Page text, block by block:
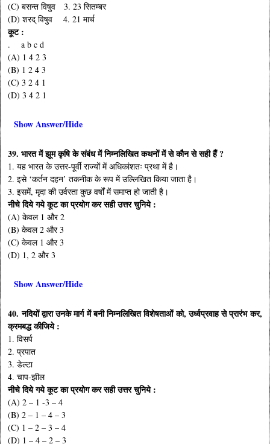
(C) बसन्त विषुव 3. 23 सितम्बर
(D) शरद् विषुव 4. 21 मार्च
कूट :
. a b c d
(A) 1 4 2 3
(B) 1 2 4 3
(C) 3 2 4 1
(D) 3 4 2 1
Show Answer/Hide
39. भारत में झूम कृषि के संबंध में निम्नलिखित कथनों में से कौन से सही हैं ?
1. यह भारत के उत्तर-पूर्वी राज्यों में अधिकांशतः प्रथा में है।
2. इसे ‘कर्तन दहन’ तकनीक के रूप में उल्लिखित किया जाता है।
3. इसमें, मृदा की उर्वरता कुछ वर्षों में समाप्त हो जाती है।
नीचे दिये गये कूट का प्रयोग कर सही उत्तर चुनिये :
(A) केवल 1 और 2
(B) केवल 2 और 3
(C) केवल 1 और 3
(D) 1, 2 और 3
Show Answer/Hide
40. नदियों द्वारा उनके मार्ग में बनी निम्नलिखित विशेषताओं को, उर्ध्वप्रवाह से प्रारंभ कर,
क्रमबद्ध कीजिये :
1. विसर्प
2. प्रपात
3. डेल्टा
4. चाप-झील
नीचे दिये गये कूट का प्रयोग कर सही उत्तर चुनिये :
(A) 2 – 1 -3 – 4
(B) 2 – 1 – 4 – 3
(C) 1 – 2 – 3 – 4
(D) 1 – 4 – 2 – 3